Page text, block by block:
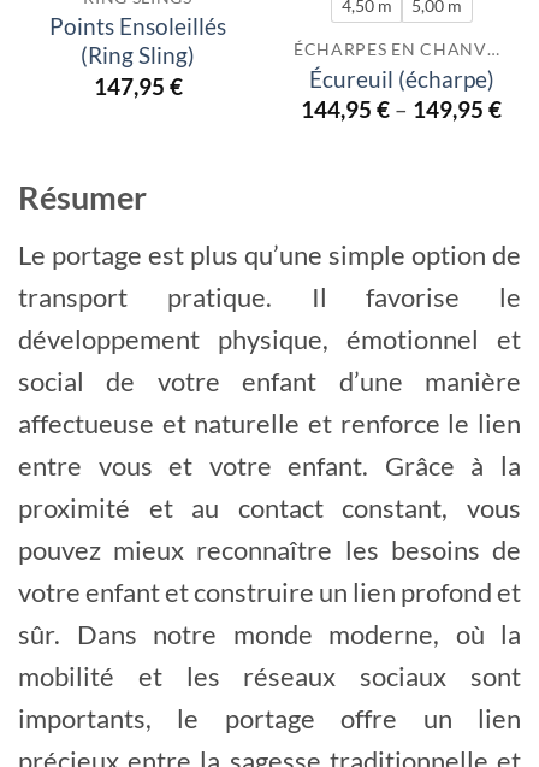
Points Ensoleillés
(Ring Sling)
147,95 €
4,50 m 5,00 m
ÉCHARPES EN CHANVRE
Écureuil (écharpe)
144,95 € – 149,95 €
Résumer
Le portage est plus qu’une simple option de
transport pratique. Il favorise le
développement physique, émotionnel et
social de votre enfant d’une manière
affectueuse et naturelle et renforce le lien
entre vous et votre enfant. Grâce à la
proximité et au contact constant, vous
pouvez mieux reconnaître les besoins de
votre enfant et construire un lien profond et
sûr. Dans notre monde moderne, où la
mobilité et les réseaux sociaux sont
importants, le portage offre un lien
précieux entre la sagesse traditionnelle et